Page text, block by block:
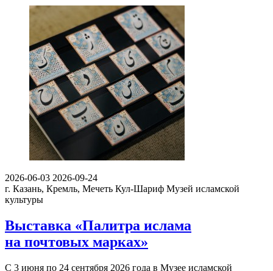
2026-06-03 2026-09-24
г. Казань, Кремль, Мечеть Кул-Шариф Музей исламской
культуры
Выставка «Палитра ислама
на почтовых марках»
С 3 июня по 24 сентября 2026 года в Музее исламской